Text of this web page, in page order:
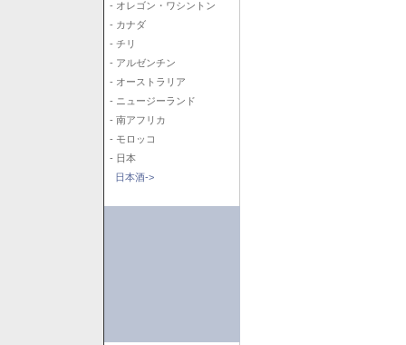
- オレゴン・ワシントン
- カナダ
- チリ
- アルゼンチン
- オーストラリア
- ニュージーランド
- 南アフリカ
- モロッコ
- 日本
日本酒->